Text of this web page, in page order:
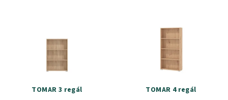
TOMAR 3 regál TOMAR 4 regál